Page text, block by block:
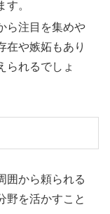
。
ら注目を集めや
在や嫉妬もあり
られるでしょ
囲から頼られる
野を活かすこと